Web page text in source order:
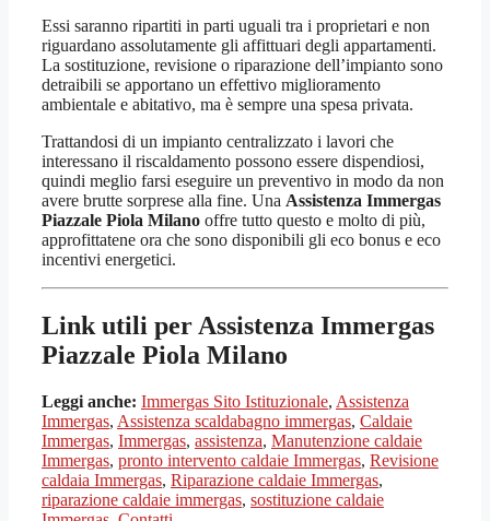
Essi saranno ripartiti in parti uguali tra i proprietari e non
riguardano assolutamente gli affittuari degli appartamenti.
La sostituzione, revisione o riparazione dell’impianto sono
detraibili se apportano un effettivo miglioramento
ambientale e abitativo, ma è sempre una spesa privata.
Trattandosi di un impianto centralizzato i lavori che
interessano il riscaldamento possono essere dispendiosi,
quindi meglio farsi eseguire un preventivo in modo da non
avere brutte sorprese alla fine. Una Assistenza Immergas
Piazzale Piola Milano offre tutto questo e molto di più,
approfittatene ora che sono disponibili gli eco bonus e eco
incentivi energetici.
Link utili per Assistenza Immergas
Piazzale Piola Milano
Leggi anche: Immergas Sito Istituzionale, Assistenza
Immergas, Assistenza scaldabagno immergas, Caldaie
Immergas, Immergas, assistenza, Manutenzione caldaie
Immergas, pronto intervento caldaie Immergas, Revisione
caldaia Immergas, Riparazione caldaie Immergas,
riparazione caldaie immergas, sostituzione caldaie